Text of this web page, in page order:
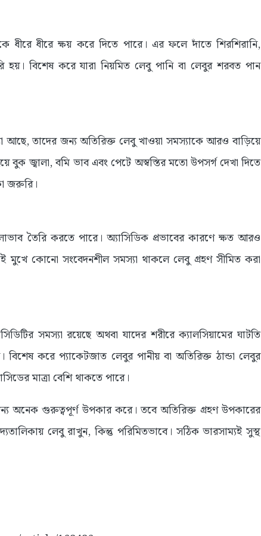
ধীরে ধীরে ক্ষয় করে দিতে পারে। এর ফলে দাঁতে শিরশিরানি,
হয়। বিশেষ করে যারা নিয়মিত লেবু পানি বা লেবুর শরবত পান
আছে, তাদের জন্য অতিরিক্ত লেবু খাওয়া সমস্যাকে আরও বাড়িয়ে
বুক জ্বালা, বমি ভাব এবং পেটে অস্বস্তির মতো উপসর্গ দেখা দিতে
জরুরি।
তৈরি করতে পারে। অ্যাসিডিক প্রভাবের কারণে ক্ষত আরও
মুখে কোনো সংবেদনশীল সমস্যা থাকলে লেবু গ্রহণ সীমিত করা
সমস্যা রয়েছে অথবা যাদের শরীরে ক্যালসিয়ামের ঘাটতি
করে প্যাকেটজাত লেবুর পানীয় বা অতিরিক্ত ঠান্ডা লেবুর
মাত্রা বেশি থাকতে পারে।
অনেক গুরুত্বপূর্ণ উপকার করে। তবে অতিরিক্ত গ্রহণ উপকারের
লেবু রাখুন, কিন্তু পরিমিতভাবে। সঠিক ভারসাম্যই সুস্থ